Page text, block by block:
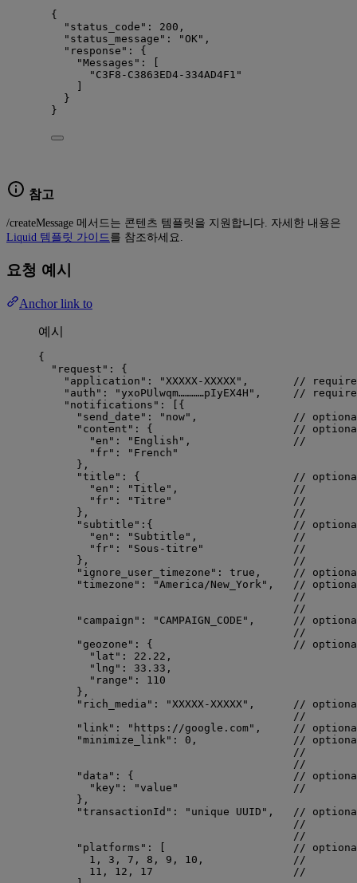
{
"status_code" : 200 ,
"status_message" : "OK" ,
"response" : {
"Messages" : [
" C3F8-C3863ED4-334AD4F1 "
}
}
참고
/createMessage 메서드는 콘텐츠 템플릿을 지원합니다. 자세한 내용은
Liquid 템플릿 가이드를 참조하세요.
요청 예시
Anchor link to
예시
{
"request" : {
"application" : "XXXXX-XXXXX" , //
"auth" : " yxoPUlwqm…………pIyEX4H " , //
"notifications" : [{
"send_date" : " now" , // optional.
"content" : { //
"en" : " English " , //
"fr" : " French "
},
"title" : { //
"en" : "Title " , //
"fr" : "Titre "
//
}, //
"subtitle" :{ //
"en" : " Subtitle " , //
"fr" : " Sous-titre "
//
}, //
"ignore_user_timezone" : true , //
"timezone" : "America/New_York" , //
//
//
"campaign" : " CAMPAIGN_CODE " , //
//
"geozone" : { //
"lat" : 22.22 ,
"lng" : 33.33 ,
"range" : 110
},
"rich_media" : "XXXXX-XXXXX" , //
//
"link" : " https://google.com" , //
"minimize_link" : 0 , //
//
//
"data" : { //
"key" : " value "
//
},
"transactionId" : " unique UUID " , //
//
//
"platforms" : [ //
1 , 3 , 7 , 8 , 9 , 10 , //
11 , 12 , 17
//